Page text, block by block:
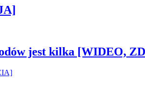
jest kilka [WIDEO,